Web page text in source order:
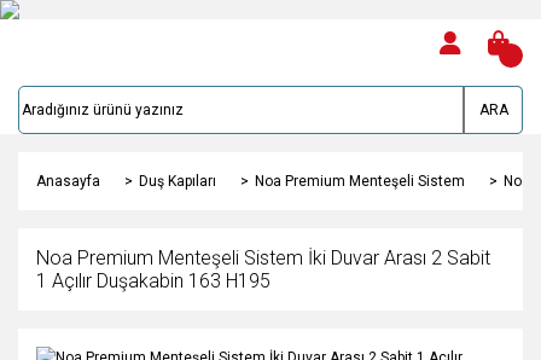
ARA
Anasayfa Duş Kapıları Noa Premium Menteşeli Sistem Noa
Noa Premium Menteşeli Sistem İki Duvar Arası 2 Sabit
1 Açılır Duşakabin 163 H195